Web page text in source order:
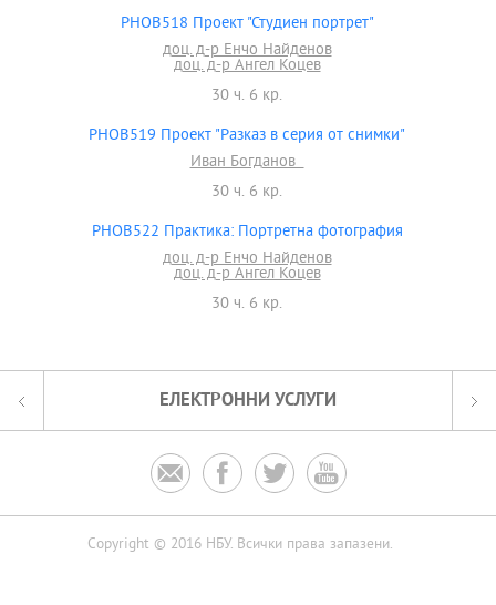
PHOB518 Проект "Студиен портрет"
доц. д-р Енчо Найденов
доц. д-р Ангел Коцев
30 ч. 6 кр.
PHOB519 Проект "Разказ в серия от снимки"
Иван Богданов
30 ч. 6 кр.
PHOB522 Практика: Портретна фотография
доц. д-р Енчо Найденов
доц. д-р Ангел Коцев
30 ч. 6 кр.
ЕЛЕКТРОННИ УСЛУГИ
   
Copyright © 2016 НБУ. Всички права запазени.